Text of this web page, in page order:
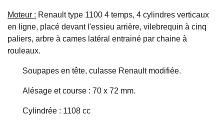
Moteur : Renault type 1100 4 temps, 4 cylindres verticaux
en ligne, placé devant l'essieu arrière, vilebrequin à cinq
paliers, arbre à cames latéral entrainé par chaine à
rouleaux.
Soupapes en tête, culasse Renault modifiée.
Alésage et course : 70 x 72 mm.
Cylindrée : 1108 cc